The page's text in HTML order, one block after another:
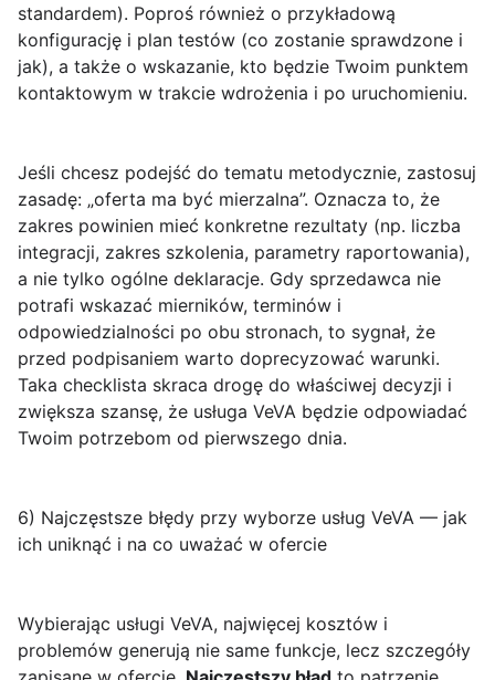
standardem). Poproś również o przykładową
konfigurację i plan testów (co zostanie sprawdzone i
jak), a także o wskazanie, kto będzie Twoim punktem
kontaktowym w trakcie wdrożenia i po uruchomieniu.
Jeśli chcesz podejść do tematu metodycznie, zastosuj
zasadę: „oferta ma być mierzalna”. Oznacza to, że
zakres powinien mieć konkretne rezultaty (np. liczba
integracji, zakres szkolenia, parametry raportowania),
a nie tylko ogólne deklaracje. Gdy sprzedawca nie
potrafi wskazać mierników, terminów i
odpowiedzialności po obu stronach, to sygnał, że
przed podpisaniem warto doprecyzować warunki.
Taka checklista skraca drogę do właściwej decyzji i
zwiększa szansę, że usługa VeVA będzie odpowiadać
Twoim potrzebom od pierwszego dnia.
6) Najczęstsze błędy przy wyborze usług VeVA — jak
ich uniknąć i na co uważać w ofercie
Wybierając usługi VeVA, najwięcej kosztów i
problemów generują nie same funkcje, lecz szczegóły